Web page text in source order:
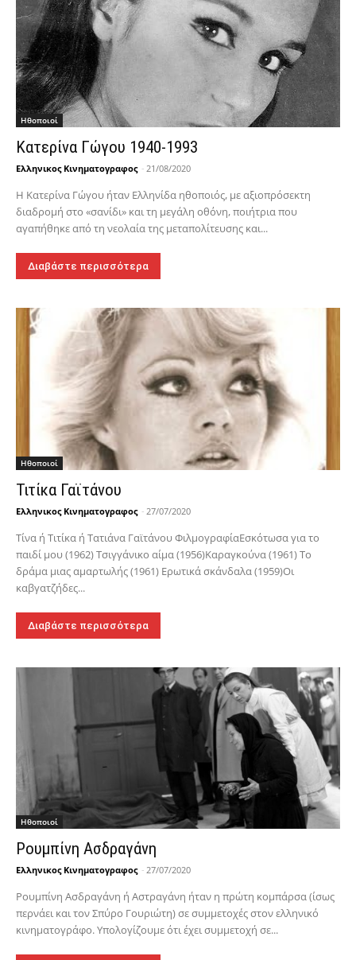
Hθοποιοί
Κατερίνα Γώγου 1940-1993
Ελληνικος Κινηματογραφος - 21/08/2020
Η Κατερίνα Γώγου ήταν Ελληνίδα ηθοποιός, με αξιοπρόσεκτη
διαδρομή στο «σανίδι» και τη μεγάλη οθόνη, ποιήτρια που
αγαπήθηκε από τη νεολαία της μεταπολίτευσης και...
Διαβάστε περισσότερα
Hθοποιοί
Τιτίκα Γαϊτάνου
Ελληνικος Κινηματογραφος - 27/07/2020
Τίνα ή Τιτίκα ή Τατιάνα Γαϊτάνου ΦιλμογραφίαΕσκότωσα για το
παιδί μου (1962) Τσιγγάνικο αίμα (1956)Καραγκούνα (1961) Το
δράμα μιας αμαρτωλής (1961) Ερωτικά σκάνδαλα (1959)Οι
καβγατζήδες...
Διαβάστε περισσότερα
Hθοποιοί
Ρουμπίνη Ασδραγάνη
Ελληνικος Κινηματογραφος - 27/07/2020
Ρουμπίνη Ασδραγάνη ή Αστραγάνη ήταν η πρώτη κομπάρσα (ίσως
περνάει και τον Σπύρο Γουριώτη) σε συμμετοχές στον ελληνικό
κινηματογράφο. Υπολογίζουμε ότι έχει συμμετοχή σε...